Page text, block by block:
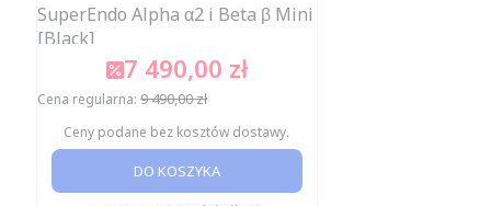
SuperEndo Alpha α2 i Beta β Mini
[Black]
Cena promocyjna
7 490,00 zł
Cena regularna: 9 490,00 zł
Ceny podane bez kosztów dostawy.
DO KOSZYKA